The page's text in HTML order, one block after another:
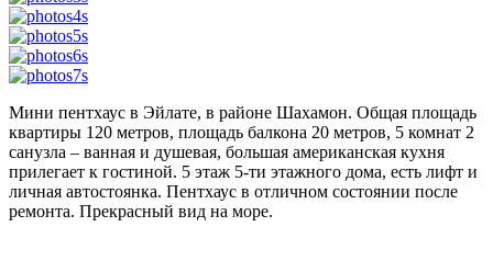
Мини пентхаус в Эйлате, в районе Шахамон. Общая площадь
квартиры 120 метров, площадь балкона 20 метров, 5 комнат 2
санузла – ванная и душевая, большая американская кухня
прилегает к гостиной. 5 этаж 5-ти этажного дома, есть лифт и
личная автостоянка. Пентхаус в отличном состоянии после
ремонта. Прекрасный вид на море.